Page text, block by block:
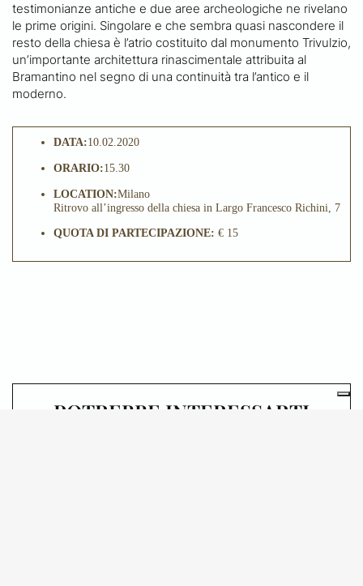
testimonianze antiche e due aree archeologiche ne rivelano
le prime origini. Singolare e che sembra quasi nascondere il
resto della chiesa è l’atrio costituito dal monumento Trivulzio,
un’importante architettura rinascimentale attribuita al
Bramantino nel segno di una continuità tra l’antico e il
moderno.
DATA:10.02.2020
ORARIO:15.30
LOCATION:Milano
Ritrovo all’ingresso della chiesa in Largo Francesco Richini, 7
QUOTA DI PARTECIPAZIONE: € 15
POTREBBE INTERESSARTI